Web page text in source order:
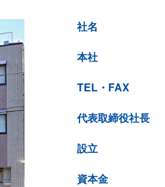
社名
本社
TEL・FAX
代表取締役社長
設立
資本金